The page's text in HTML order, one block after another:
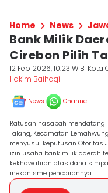
Home News
Bank Milik
Cirebon Pilih
12 Feb 2026, 10:23 WIB Kota
Hakim Baihaqi
News Channel
Ratusan nasabah mendatangi
Talang, Kecamatan
menyusul keputusan Otoritas
izin usaha bank milik daerah
kekhawatiran atas dana
mekanisme pencairannya.